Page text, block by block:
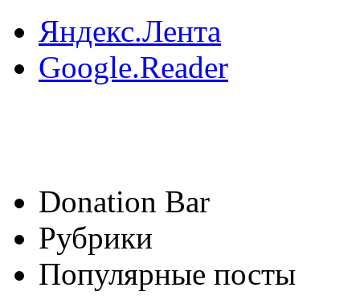
Яндекс.Лента
Google.Reader
Donation Bar
Рубрики
Популярные посты